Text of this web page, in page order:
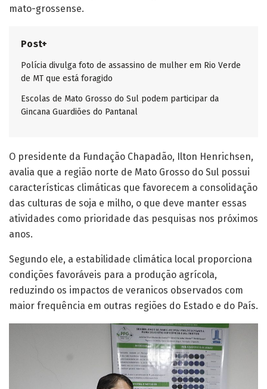
mato-grossense.
Post+
Polícia divulga foto de assassino de mulher em Rio Verde
de MT que está foragido
Escolas de Mato Grosso do Sul podem participar da
Gincana Guardiões do Pantanal
O presidente da Fundação Chapadão, Ilton Henrichsen,
avalia que a região norte de Mato Grosso do Sul possui
características climáticas que favorecem a consolidação
das culturas de soja e milho, o que deve manter essas
atividades como prioridade das pesquisas nos próximos
anos.
Segundo ele, a estabilidade climática local proporciona
condições favoráveis para a produção agrícola,
reduzindo os impactos de veranicos observados com
maior frequência em outras regiões do Estado e do País.